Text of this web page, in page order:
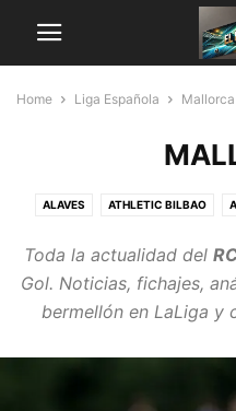
Home Liga Española Mallorca
ALAVES ATHLETIC BILBAO
GIRONA LEGANES
REAL SOCIEDAD
Toda la actualidad del
Gol. Noticias, fichajes,
bermellón en LaLiga y